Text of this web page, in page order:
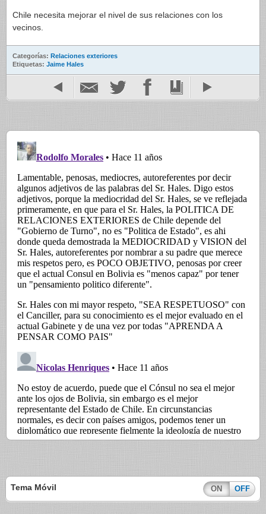
Chile necesita mejorar el nivel de sus relaciones con los
vecinos.
Categorías: Relaciones exteriores
Etiquetas: Jaime Hales
Tema Móvil ON OFF